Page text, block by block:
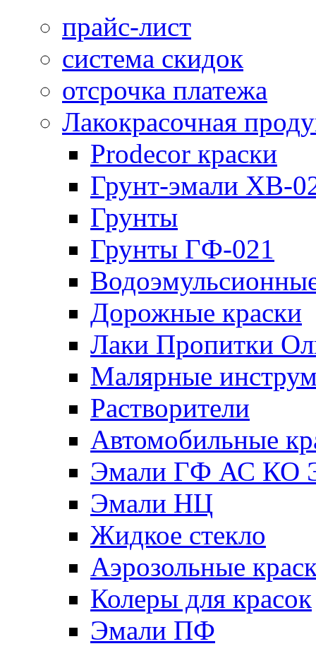
прайс-лист
система скидок
отсрочка платежа
Лакокрасочная
Prodecor краски
Грунт-эмали ХВ-
Грунты
Грунты ГФ-021
Дорожные краски
Лаки Пропитки
Малярные
Растворители
Автомобильные
Эмали ГФ АС КО
Эмали НЦ
Жидкое стекло
Аэрозольные
Колеры для красок
Эмали ПФ